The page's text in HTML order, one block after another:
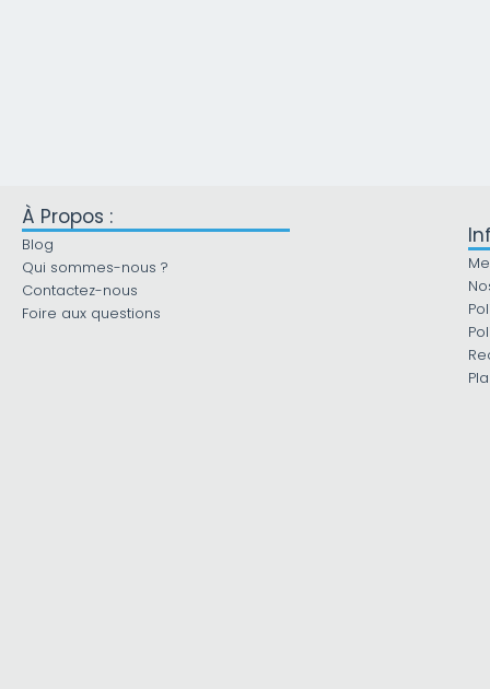
À Propos :
Blog
Qui sommes-nous ?
Contactez-nous
Foire aux questions